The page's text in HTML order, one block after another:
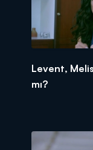
Levent,
mı?